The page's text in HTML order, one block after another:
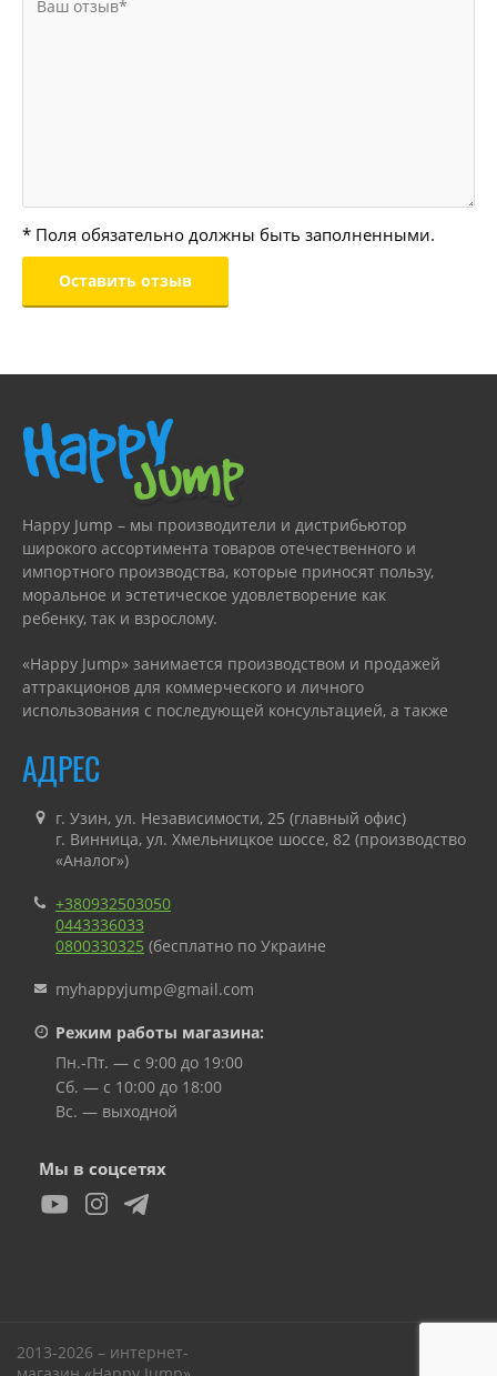
* Поля обязательно должны быть заполненными.
Happy Jump – мы производители и дистрибьютор
широкого ассортимента товаров отечественного и
импортного производства, которые приносят пользу,
моральное и эстетическое удовлетворение как
ребенку, так и взрослому.
«Happy Jump» занимается производством и продажей
аттракционов для коммерческого и личного
использования с последующей консультацией, а также
АДРЕС
г. Узин, ул. Независимости, 25 (главный офис)
г. Винница, ул. Хмельницкое шоссе, 82 (производство
«Аналог»)
+380932503050
0443336033
0800330325 (бесплатно по Украине
myhappyjump@gmail.com
Режим работы магазина:
Пн.-Пт. — с 9:00 до 19:00
Сб. — с 10:00 до 18:00
Вс. — выходной
Мы в соцсетях
2013-2026 – интернет-